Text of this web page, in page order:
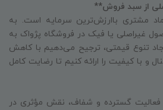
از سبد فروش**
مشتری باارزش‌ترین سرمایه است. به
غیراصلی یا فیک در فروشگاه پژواک به
تنوع قیمتی، ترجیح می‌دهیم با کاهش
و با کیفیت را ارائه کنیم تا رضایت کامل
فعالیت گسترده و شفاف، نقش مؤثری در